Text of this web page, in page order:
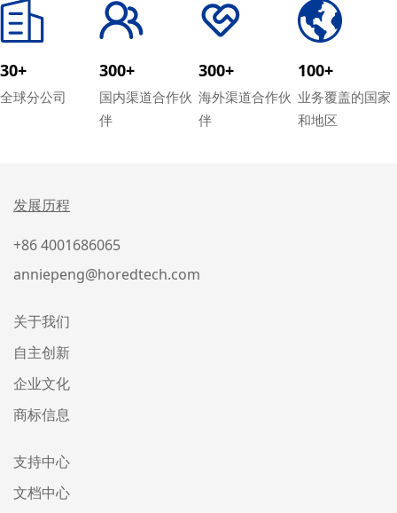
30+
全球分公司
300+
国内渠道合作伙
伴
300+
海外渠道合作伙
伴
100+
业务覆盖的国家
和地区
发展历程
+86 4001686065
anniepeng@horedtech.com
关于我们
自主创新
企业文化
商标信息
支持中心
文档中心